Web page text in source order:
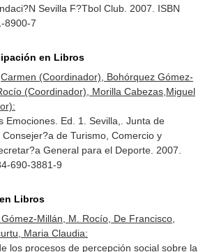
Sevilla F?Tbol Club. 2007. ISBN
8900-7
en Libros
(Coordinador), Bohórquez Gómez-
(Coordinador), Morilla Cabezas,Miguel
Emociones. Ed. 1. Sevilla,. Junta de
Consejer?a de Turismo, Comercio y
General para el Deporte. 2007.
690-3881-9
Libros
Millán, M. Rocío, De Francisco,
Maria Claudia:
los procesos de percepción social sobre la